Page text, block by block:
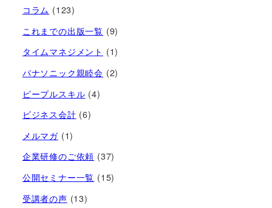
コラム (123)
これまでの出版一覧 (9)
タイムマネジメント (1)
パナソニック親睦会 (2)
ピープルスキル (4)
ビジネス会計 (6)
メルマガ (1)
企業研修のご依頼 (37)
公開セミナー一覧 (15)
受講者の声 (13)